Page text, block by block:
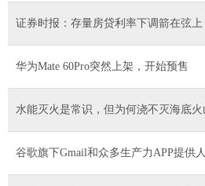
证券时报：存量房贷利率下调箭在弦
华为Mate 60Pro突然上架，开始预售
水能灭火是常识，但为何浇不灭海底火
谷歌旗下Gmail和众多生产力APP提供